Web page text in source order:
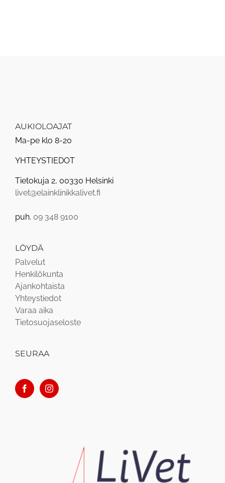
AUKIOLOAJAT
Ma-pe klo 8-20
YHTEYSTIEDOT
Tietokuja 2, 00330 Helsinki
livet@elainklinikkalivet.fi
puh. 09 348 9100
LÖYDÄ
Palvelut
Henkilökunta
Ajankohtaista
Yhteystiedot
Varaa aika
Tietosuojaseloste
SEURAA